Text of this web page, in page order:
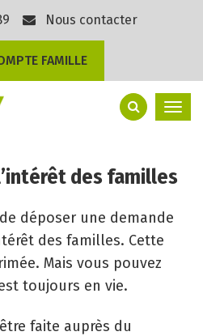
Nous contacter
FAMILLE
des familles
déposer une demande
des familles. Cette
Mais vous pouvez
toujours en vie.
faite auprès du